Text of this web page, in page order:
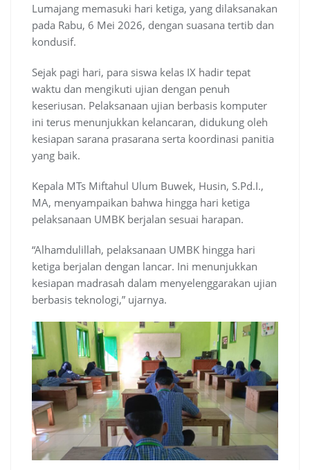
Lumajang memasuki hari ketiga, yang dilaksanakan
pada Rabu, 6 Mei 2026, dengan suasana tertib dan
kondusif.
Sejak pagi hari, para siswa kelas IX hadir tepat
waktu dan mengikuti ujian dengan penuh
keseriusan. Pelaksanaan ujian berbasis komputer
ini terus menunjukkan kelancaran, didukung oleh
kesiapan sarana prasarana serta koordinasi panitia
yang baik.
Kepala MTs Miftahul Ulum Buwek, Husin, S.Pd.I.,
MA, menyampaikan bahwa hingga hari ketiga
pelaksanaan UMBK berjalan sesuai harapan.
“Alhamdulillah, pelaksanaan UMBK hingga hari
ketiga berjalan dengan lancar. Ini menunjukkan
kesiapan madrasah dalam menyelenggarakan ujian
berbasis teknologi,” ujarnya.